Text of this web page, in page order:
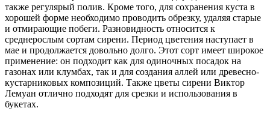
также регулярый полив. Кроме того, для сохранения куста в
хорошей форме необходимо проводить обрезку, удаляя старые
и отмирающие побеги. Разновидность относится к
среднерослым сортам сирени. Период цветения наступает в
мае и продолжается довольно долго. Этот сорт имеет широкое
применение: он подходит как для одиночных посадок на
газонах или клумбах, так и для создания аллей или древесно-
кустарниковых композиций. Также цветы сирени Виктор
Лемуан отлично подходят для срезки и использования в
букетах.